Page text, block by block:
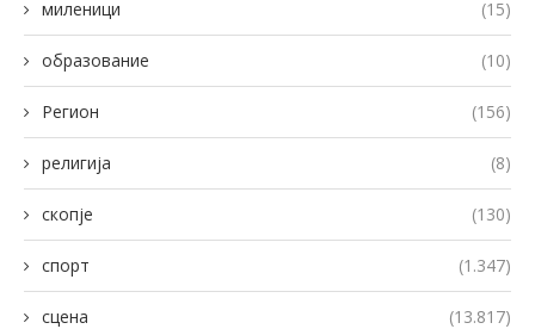
миленици (15)
образование (10)
Регион (156)
религија (8)
скопје (130)
спорт (1.347)
сцена (13.817)